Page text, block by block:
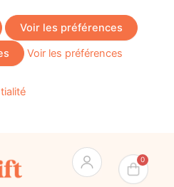
Voir les préférences
Voir les préférences
0